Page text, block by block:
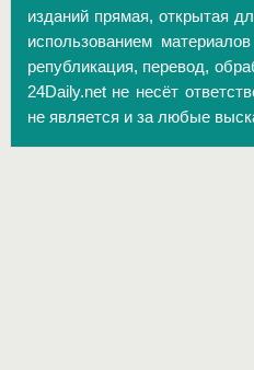
изданий прямая, открытая
использованием
републикация, перевод,
24Daily.net не несёт
не является и за любые